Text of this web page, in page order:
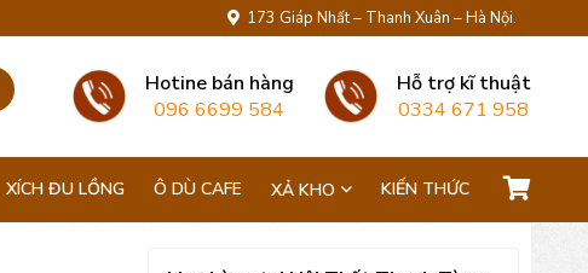
173 Giáp Nhất – Thanh Xuân – Hà Nội.
Hotine bán hàng
096 6699 584
Hỗ trợ kĩ thuật
0334 671 958
XÍCH ĐU LỒNG Ô DÙ CAFE XẢ KHO KIẾN THỨC